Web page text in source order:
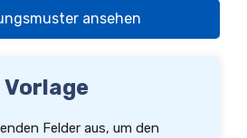
ansehen
Vorlage
Felder aus, um den